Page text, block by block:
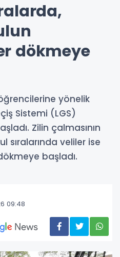
dökmeye
yönelik
Sistemi (LGS)
Zilin çalmasının
sıralarında veliler ise
başladı.
09:48